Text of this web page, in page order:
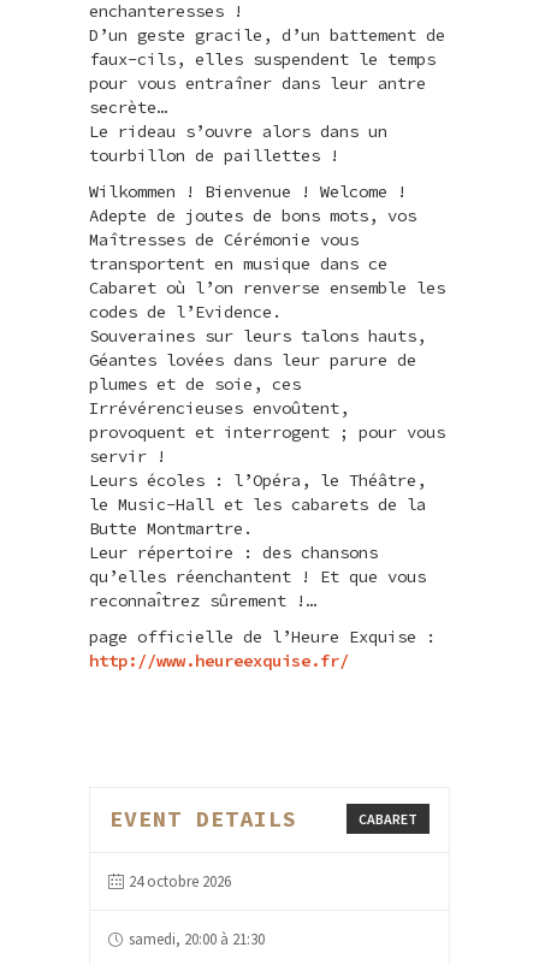
enchanteresses !
D’un geste gracile, d’un battement de
faux-cils, elles suspendent le temps
pour vous entraîner dans leur antre
secrète…
Le rideau s’ouvre alors dans un
tourbillon de paillettes !
Wilkommen ! Bienvenue ! Welcome !
Adepte de joutes de bons mots, vos
Maîtresses de Cérémonie vous
transportent en musique dans ce
Cabaret où l’on renverse ensemble les
codes de l’Evidence.
Souveraines sur leurs talons hauts,
Géantes lovées dans leur parure de
plumes et de soie, ces
Irrévérencieuses envoûtent,
provoquent et interrogent ; pour vous
servir !
Leurs écoles : l’Opéra, le Théâtre,
le Music-Hall et les cabarets de la
Butte Montmartre.
Leur répertoire : des chansons
qu’elles réenchantent ! Et que vous
reconnaı̂trez sûrement !…
page officielle de l’Heure Exquise :
http://www.heureexquise.fr/
CABARET
EVENT DETAILS
24 octobre 2026
samedi, 20:00 à 21:30